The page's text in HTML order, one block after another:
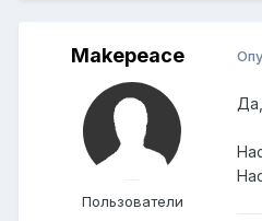
Makepeace
Пользователи